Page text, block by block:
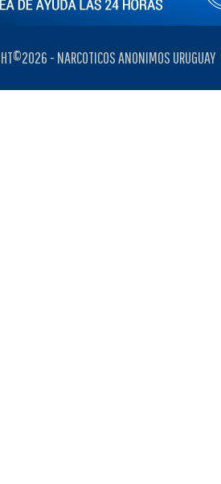
- NARCOTICOS ANONIMOS URUGUAY